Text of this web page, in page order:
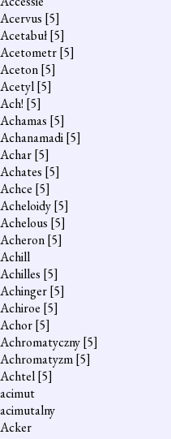
Acervus [5]
Acetabuł[5]
Acetometr[5]
Aceton[5]
Acetyl[5]
Ach! [5]
Achamas [5]
Achanamadi[5]
Achar[5]
Achates [5]
Achce [5]
Acheloidy[5]
Achelous [5]
Acheron[5]
Achill
Achilles [5]
Achinger[5]
Achiroe [5]
Achor[5]
Achromatyczny[5]
Achromatyzm[5]
Achtel[5]
acimut
acimutalny
Acker